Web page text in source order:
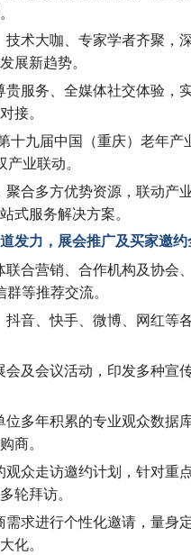
技术大咖、专家学者齐聚，
展新趋势。
贵服务、全媒体社交体验，
接。
十九届中国（重庆）老年产
业联动。
聚合多方优势资源，联动产
式服务解决方案。
发力，展会推广及买家邀
联合营销、合作机构及协会
等推荐交流。
抖音、快手、微博、网红等
会及会议活动，印发多种宣
位多年积累的专业观众数据
商。
观众走访邀约计划，针对重
轮拜访。
需求进行个性化邀请，量身
化。